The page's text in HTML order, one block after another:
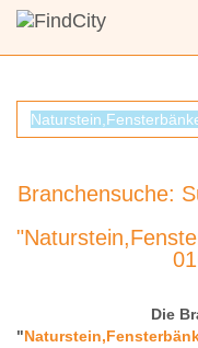
Branchensuche:
Die
"